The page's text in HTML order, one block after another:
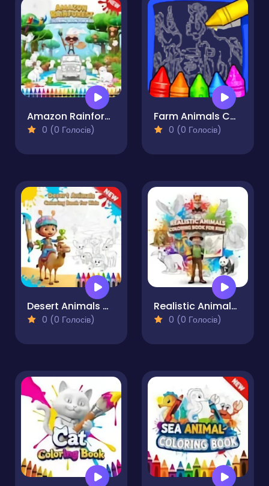
Amazon Rainforest Coloring Book for Kids
0 (0 Голосів)
Farm Animals Coloring For Kids
0 (0 Голосів)
Desert Animals Coloring Book for Kids
0 (0 Голосів)
Realistic Animals Coloring Book for Kids
0 (0 Голосів)